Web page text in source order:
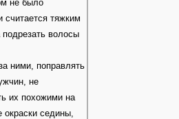
не было
тяжким
волосы
ними, поправлять
не
их похожими на
седины,